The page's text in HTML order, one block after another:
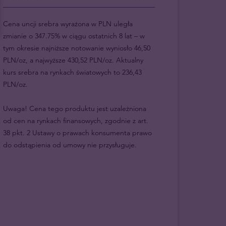
Cena uncji srebra wyrażona w PLN uległa
zmianie o 347.75% w ciągu ostatnich 8 lat – w
tym okresie najniższe notowanie wyniosło 46,50
PLN/oz, a najwyższe 430,52 PLN/oz. Aktualny
kurs srebra na rynkach światowych to 236,43
PLN/oz.
Uwaga! Cena tego produktu jest uzależniona
od cen na rynkach finansowych, zgodnie z art.
38 pkt. 2 Ustawy o prawach konsumenta prawo
do odstąpienia od umowy nie przysługuje.